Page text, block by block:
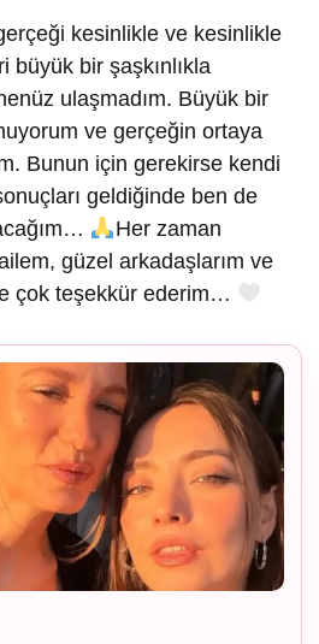
kesinlikle ve kesinlikle
büyük bir şaşkınlıkla
ulaşmadım. Büyük bir
ve gerçeğin ortaya
Bunun için gerekirse kendi
geldiğinde ben de
Her zaman
güzel arkadaşlarım ve
çok teşekkür ederim…